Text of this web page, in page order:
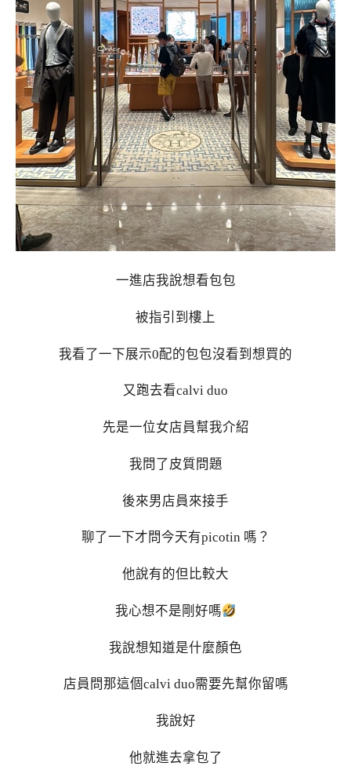
一進店我說想看包包
被指引到樓上
我看了一下展示0配的包包沒看到想買的
又跑去看calvi duo
先是一位女店員幫我介紹
我問了皮質問題
後來男店員來接手
聊了一下才問今天有picotin 嗎？
他說有的但比較大
我心想不是剛好嗎
我說想知道是什麼顏色
店員問那這個calvi duo需要先幫你留嗎
我說好
他就進去拿包了